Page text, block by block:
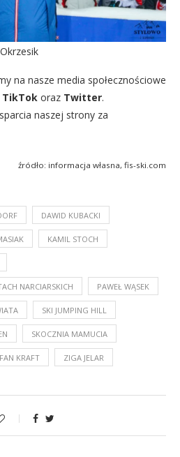
na nasze media społecznościowe
TikTok oraz Twitter.
naszej strony za
źródło: informacja własna, fis-ski.com
DAWID KUBACKI
KAMIL STOCH
NARCIARSKICH PAWEŁ WĄSEK
SKI JUMPING HILL
SKOCZNIA MAMUCIA
KRAFT ZIGA JELAR